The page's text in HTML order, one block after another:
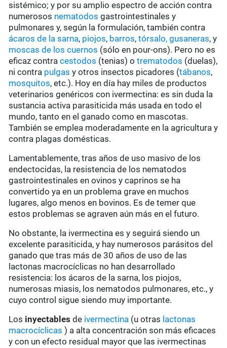
sistémico; y por su amplio espectro de acción contra
numerosos nematodos gastrointestinales y
pulmonares y, según la formulación, también contra
ácaros de la sarna, piojos, barros,tórsalo,gusaneras, y
moscas de los cuernos (sólo en pour-ons). Pero no es
eficaz contracestodos (tenias) otrematodos (duelas),
ni contra pulgas y otros insectos picadores (tábanos,
mosquitos, etc.). Hoy en día hay miles de productos
veterinarios genéricos con ivermectina: es sin duda la
sustancia activa parasiticida más usada en todo el
mundo, tanto en el ganado como en mascotas.
También se emplea moderadamente en la agricultura y
contra plagas domésticas.
Lamentablemente, tras años de uso masivo de los
endectocidas, la resistencia de los nematodos
gastrointestinales en ovinos y caprinos se ha
convertido ya en un problema grave en muchos
lugares, algo menos en bovinos. Es de temer que
estos problemas se agraven aún más en el futuro.
No obstante, la ivermectina es y seguirá siendo un
excelente parasiticida, y hay numerosos parásitos del
ganado que tras más de 30 años de uso de las
lactonas macrocíclicas no han desarrollado
resistencia: los ácaros de la sarna, los piojos,
numerosas miasis, los nematodos pulmonares, etc., y
cuyo control sigue siendo muy importante.
Los inyectables de ivermectina (u otras lactonas
macrocíclicas ) a alta concentración son más eficaces
y con un efecto residual mayor que las ivermectinas